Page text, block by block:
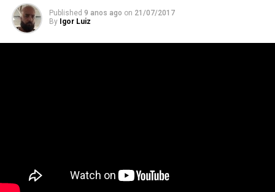
Published 9 anos ago on 21/07/2017
By Igor Luiz